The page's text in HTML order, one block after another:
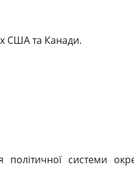
США та Канади.
політичної системи